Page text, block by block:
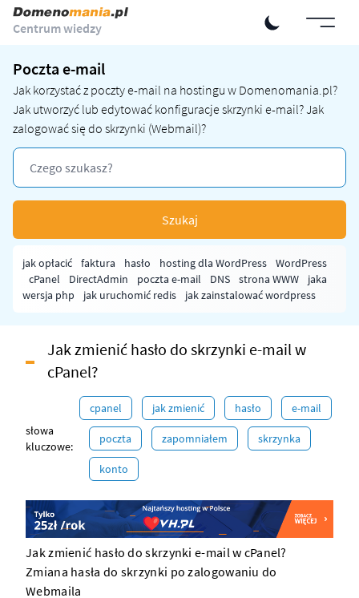
Centrum wiedzy
Poczta e-mail
Jak korzystać z poczty e-mail na hostingu w Domenomania.pl?
Jak utworzyć lub edytować konfiguracje skrzynki e-mail? Jak
zalogować się do skrzynki (Webmail)?
Szukaj
jak opłacić faktura hasło hosting dla WordPress
WordPress
cPanel
DirectAdmin poczta e-mail DNS strona WWW
jaka
wersja php
jak uruchomić redis jak zainstalować wordpress
Jak zmienić hasło do skrzynki e-mail w
cPanel?
słowa
kluczowe:
cpanel jak zmienić hasło e-mail
poczta zapomniałem skrzynka
konto
Jak zmienić hasło do skrzynki e-mail w cPanel?
Zmiana hasła do skrzynki po zalogowaniu do
Webmaila